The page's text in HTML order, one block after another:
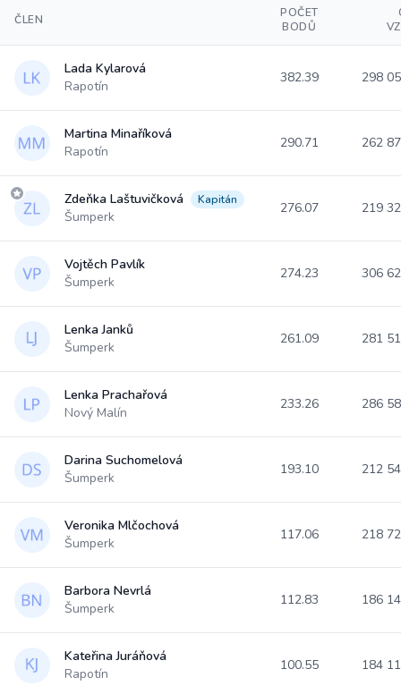
ČLEN
POČET
BODŮ
Lada Kylarová
Rapotín
382.39 298
Martina Minaříková
Rapotín
290.71 262
Zdeňka Laštuvičková Kapitán
Šumperk
276.07 219
Vojtěch Pavlík
Šumperk
274.23 306
Lenka Janků
Šumperk
261.09 281
Lenka Prachařová
Nový Malín
233.26 286
Darina Suchomelová
Šumperk
193.10 212
Veronika Mlčochová
Šumperk
117.06 218
Barbora Nevrlá
Šumperk
112.83 186
Kateřina Juráňová
Rapotín
100.55 184